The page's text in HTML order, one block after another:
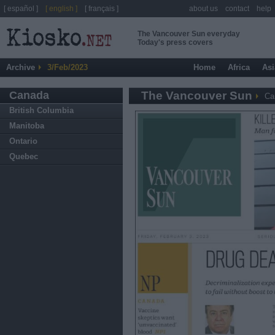
The Vancouver Sun everyday
Today's press covers
Archive 3/Feb/2023 Home Africa
Canada
British Columbia
Manitoba
Ontario
Quebec
The Vancouver Sun
[ español ] [ english ] [ français ] about us contact help